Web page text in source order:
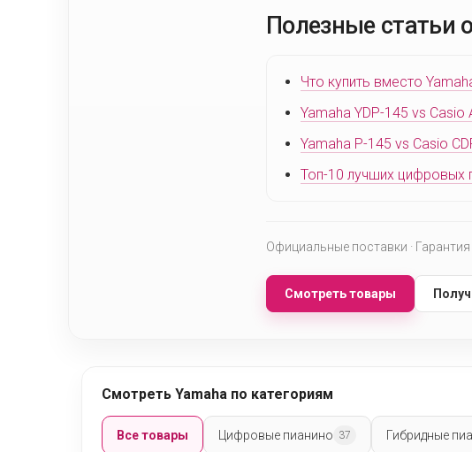
Полезные статьи
Что купить вместо
Yamaha YDP-145 vs
Yamaha P-145 vs Casio
Топ-10 лучших цифровых
Официальные поставки ·
Смотреть товары
Смотреть Yamaha по категориям
Все товары Цифровые пианино 37 Гибридные